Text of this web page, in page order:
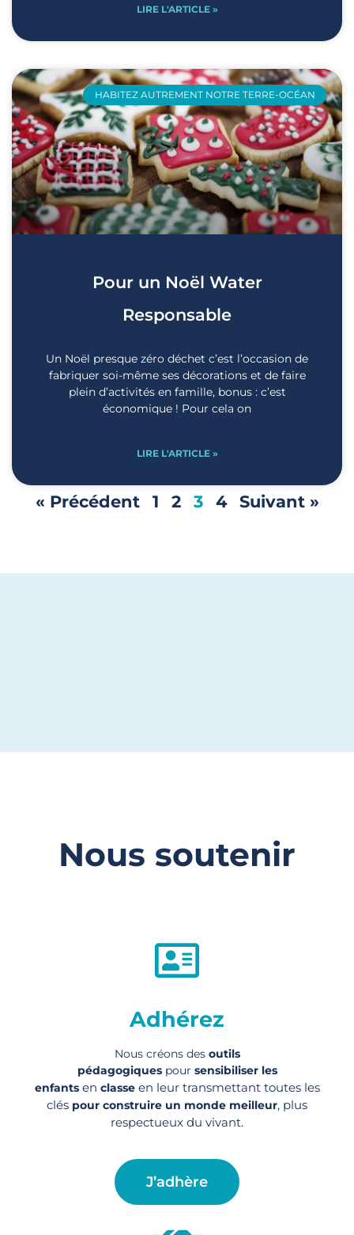
LIRE L'ARTICLE »
HABITEZ AUTREMENT NOTRE TERRE-OCÉAN
Pour un Noël Water
Responsable
Un Noël presque zéro déchet c’est l’occasion de
fabriquer soi-même ses décorations et de faire
plein d’activités en famille, bonus : c’est
économique ! Pour cela on
LIRE L'ARTICLE »
« Précédent 1 2 3 4 Suivant »
Nous soutenir
Adhérez
Nous créons des outils
pédagogiquespour sensibiliser les
enfantsen classeen leur transmettant toutes les
clés pour construire un monde meilleur, plus
respectueux du vivant.
J’adhère